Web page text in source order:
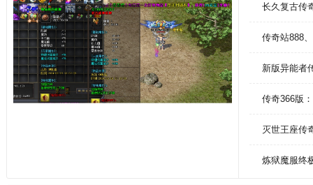
长久复古传
传奇站888
新版异能者
传奇366版
灭世王座传
炼狱魔服终